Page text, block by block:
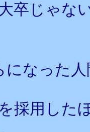
卒じゃな
になった
採用した